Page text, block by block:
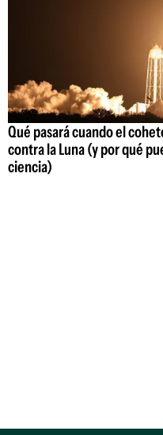
Qué pasará cuando el
contra la Luna (y por qué
ciencia)